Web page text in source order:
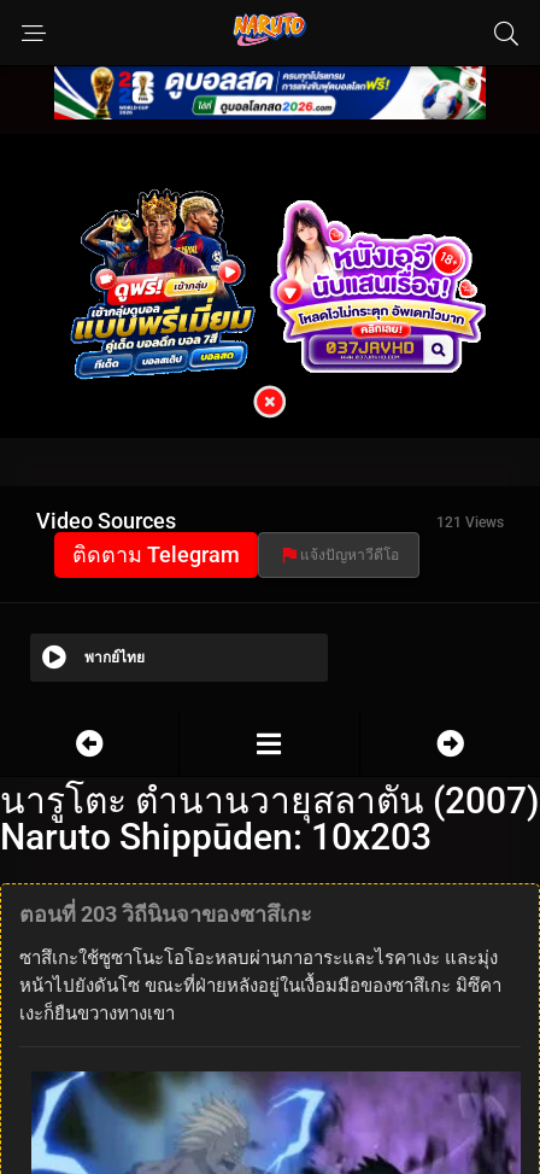
Video Sources 121 Views
ติดตาม Telegram แจ้งปัญหาวีดีโอ
พากย์ไทย
นารูโตะ ตำนานวายุสลาตัน (2007)
Naruto Shippūden: 10x203
ตอนที่ 203 วิถีนินจาของซาสึเกะ
ซาสึเกะใช้ซูซาโนะโอโอะหลบผ่านกาอาระและไรคาเงะ และมุ่ง
หน้าไปยังดันโซ ขณะที่ฝ่ายหลังอยู่ในเงื้อมมือของซาสึเกะ มิซึคา
เงะก็ยืนขวางทางเขา